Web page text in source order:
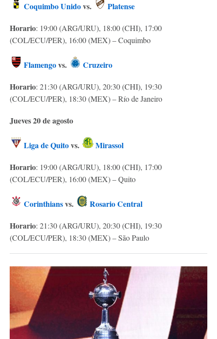
Coquimbo Unidovs.
Platense
Horario: 19:00 (ARG/URU), 18:00 (CHI), 17:00
(COL/ECU/PER), 16:00 (MEX) – Coquimbo
Flamengovs.
Cruzeiro
Horario: 21:30 (ARG/URU), 20:30 (CHI), 19:30
(COL/ECU/PER), 18:30 (MEX) – Río de Janeiro
Jueves 20 de agosto
Liga de Quitovs.
Mirassol
Horario: 19:00 (ARG/URU), 18:00 (CHI), 17:00
(COL/ECU/PER), 16:00 (MEX) – Quito
Corinthiansvs.
Rosario Central
Horario: 21:30 (ARG/URU), 20:30 (CHI), 19:30
(COL/ECU/PER), 18:30 (MEX) – São Paulo